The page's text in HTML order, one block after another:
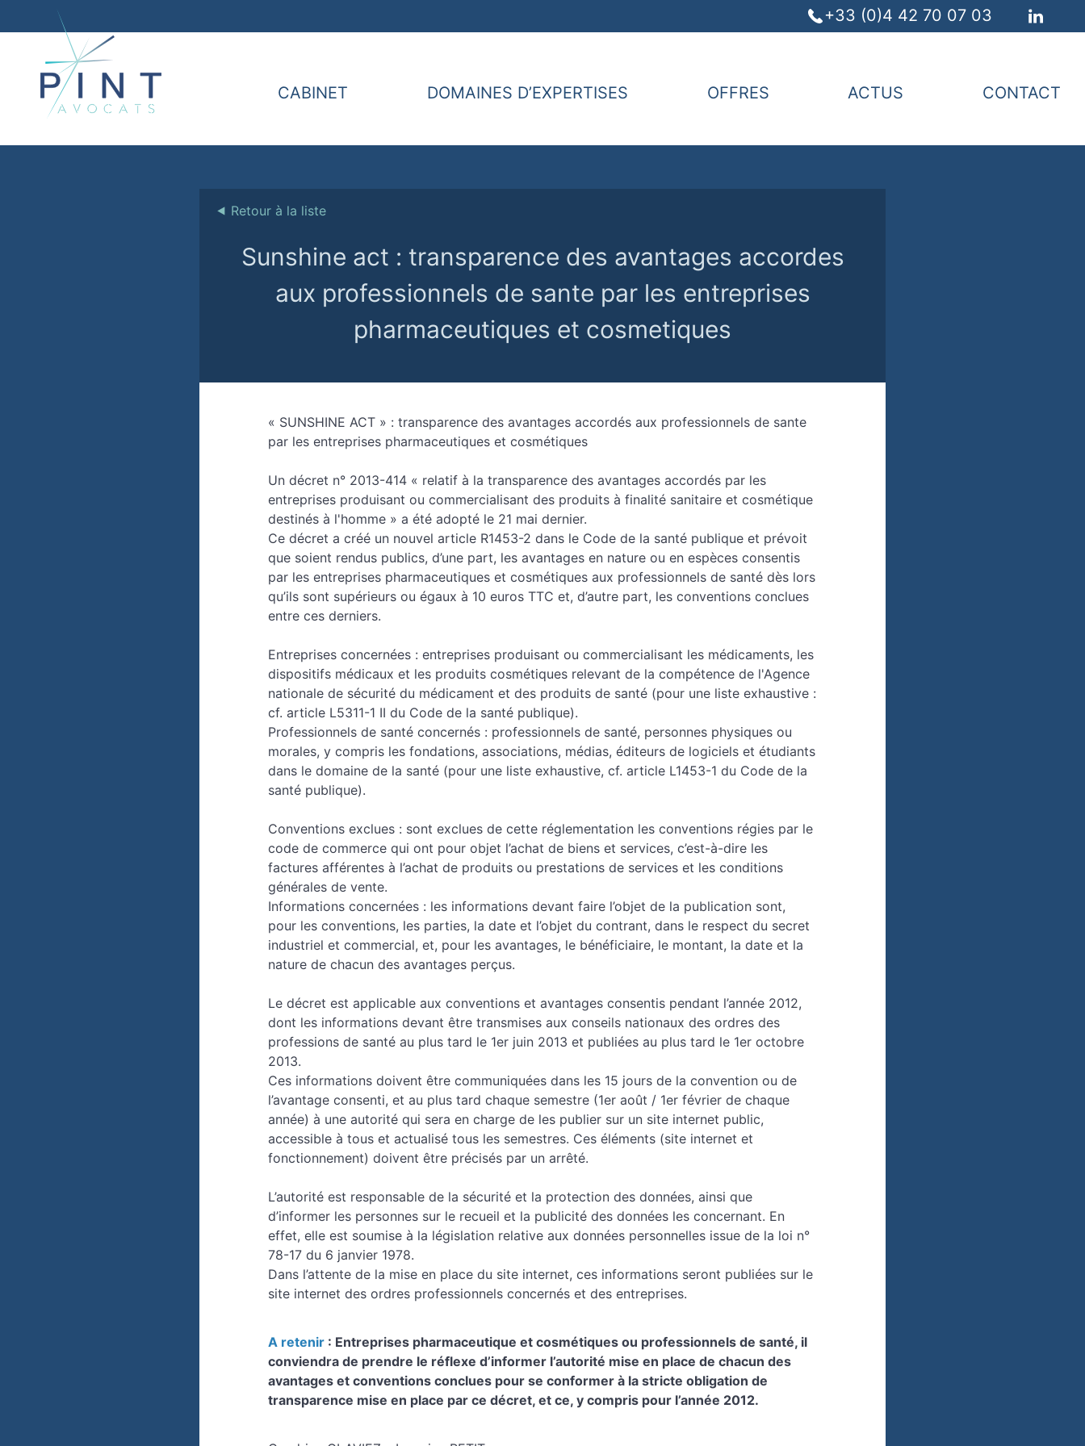
+33 (0)4 42 70 07 03
CABINET DOMAINES D’EXPERTISES OFFRES ACTUS CONTACT
⯇ Retour à la liste
Sunshine act : transparence des avantages accordes
aux professionnels de sante par les entreprises
pharmaceutiques et cosmetiques
« SUNSHINE ACT » : transparence des avantages accordés aux professionnels de sante
par les entreprises pharmaceutiques et cosmétiques
Un décret n° 2013-414 « relatif à la transparence des avantages accordés par les
entreprises produisant ou commercialisant des produits à finalité sanitaire et cosmétique
destinés à l'homme » a été adopté le 21 mai dernier.
Ce décret a créé un nouvel article R1453-2 dans le Code de la santé publique et prévoit
que soient rendus publics, d’une part, les avantages en nature ou en espèces consentis
par les entreprises pharmaceutiques et cosmétiques aux professionnels de santé dès lors
qu’ils sont supérieurs ou égaux à 10 euros TTC et, d’autre part, les conventions conclues
entre ces derniers.
Entreprises concernées : entreprises produisant ou commercialisant les médicaments, les
dispositifs médicaux et les produits cosmétiques relevant de la compétence de l'Agence
nationale de sécurité du médicament et des produits de santé (pour une liste exhaustive :
cf. article L5311-1 II du Code de la santé publique).
Professionnels de santé concernés : professionnels de santé, personnes physiques ou
morales, y compris les fondations, associations, médias, éditeurs de logiciels et étudiants
dans le domaine de la santé (pour une liste exhaustive, cf. article L1453-1 du Code de la
santé publique).
Conventions exclues : sont exclues de cette réglementation les conventions régies par le
code de commerce qui ont pour objet l’achat de biens et services, c’est-à-dire les
factures afférentes à l’achat de produits ou prestations de services et les conditions
générales de vente.
Informations concernées : les informations devant faire l’objet de la publication sont,
pour les conventions, les parties, la date et l’objet du contrant, dans le respect du secret
industriel et commercial, et, pour les avantages, le bénéficiaire, le montant, la date et la
nature de chacun des avantages perçus.
Le décret est applicable aux conventions et avantages consentis pendant l’année 2012,
dont les informations devant être transmises aux conseils nationaux des ordres des
professions de santé au plus tard le 1er juin 2013 et publiées au plus tard le 1er octobre
2013.
Ces informations doivent être communiquées dans les 15 jours de la convention ou de
l’avantage consenti, et au plus tard chaque semestre (1er août / 1er février de chaque
année) à une autorité qui sera en charge de les publier sur un site internet public,
accessible à tous et actualisé tous les semestres. Ces éléments (site internet et
fonctionnement) doivent être précisés par un arrêté.
L’autorité est responsable de la sécurité et la protection des données, ainsi que
d’informer les personnes sur le recueil et la publicité des données les concernant. En
effet, elle est soumise à la législation relative aux données personnelles issue de la loi n°
78-17 du 6 janvier 1978.
Dans l’attente de la mise en place du site internet, ces informations seront publiées sur le
site internet des ordres professionnels concernés et des entreprises.
A retenir : Entreprises pharmaceutique et cosmétiques ou professionnels de santé, il
conviendra de prendre le réflexe d’informer l’autorité mise en place de chacun des
avantages et conventions conclues pour se conformer à la stricte obligation de
transparence mise en place par ce décret, et ce, y compris pour l’année 2012.